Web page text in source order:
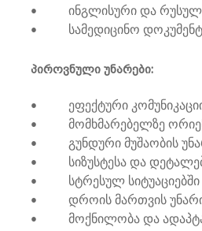
• ინგლისური და რუსული
• სამედიცინო
პიროვნული უნარები:
• ეფექტური
• მომხმარებელზე
• გუნდური მუშაობის
• სიზუსტესა და
• სტრესულ სიტუაციებში
• დროის მართვის
• მოქნილობა და